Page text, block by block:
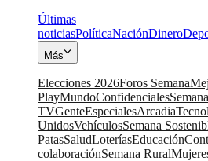
Últimas
noticiasPolíticaNaciónDinero
Más
Elecciones 2026Foros Semana
PlayMundoConfidencialesSemana
TVGenteEspecialesArcadia
UnidosVehículosSemana
PatasSaludLoteríasEducación
colaboraciónSemana Rural